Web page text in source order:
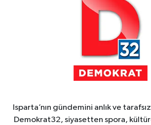
Isparta’nın gündemini anlık ve
Demokrat32, siyasetten spora,